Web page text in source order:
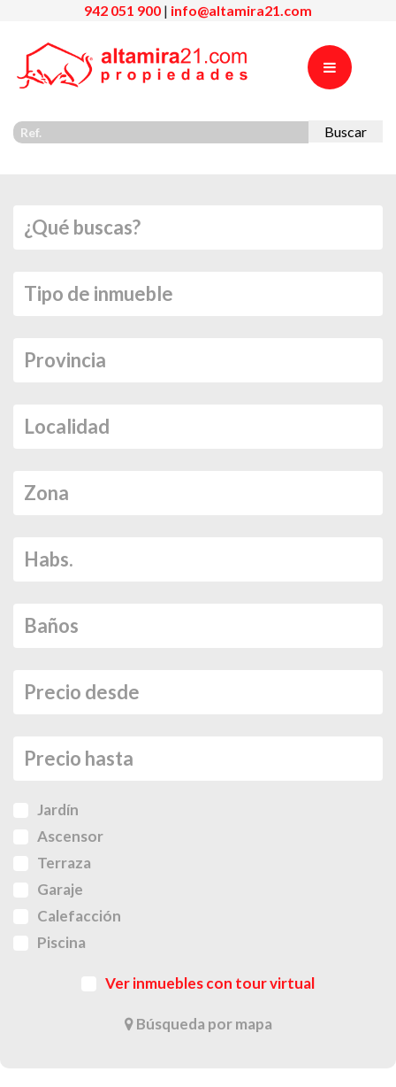
942 051 900 | info@altamira21.com
Buscar
Jardín
Ascensor
Terraza
Garaje
Calefacción
Piscina
Ver inmuebles con tour virtual
Búsqueda por mapa